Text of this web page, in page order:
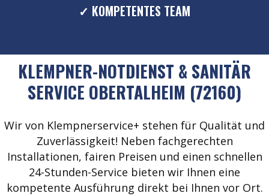
✓ KOMPETENTES TEAM
KLEMPNER-NOTDIENST & SANITÄR
SERVICE OBERTALHEIM (72160)
Wir von Klempnerservice+ stehen für Qualität und
Zuverlässigkeit! Neben fachgerechten
Installationen, fairen Preisen und einen schnellen
24-Stunden-Service bieten wir Ihnen eine
kompetente Ausführung direkt bei Ihnen vor Ort.